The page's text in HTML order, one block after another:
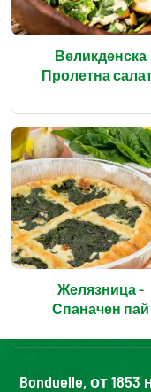
Великденска
Пролетна
Желязница –
Спаначен пай
Bonduelle, от 1853